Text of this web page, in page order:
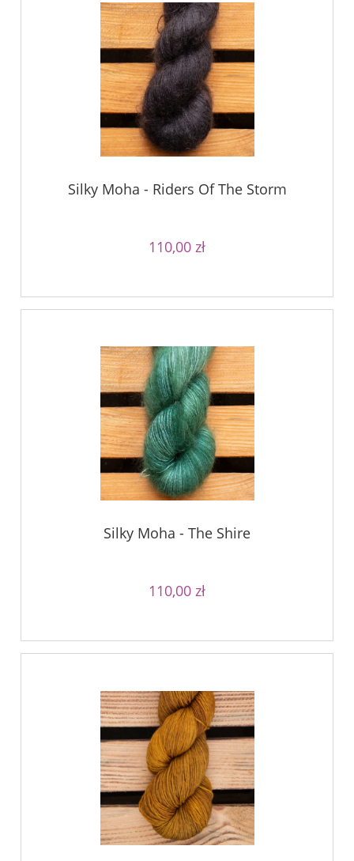
Silky Moha - Riders Of The Storm
110,00 zł
Silky Moha - The Shire
110,00 zł